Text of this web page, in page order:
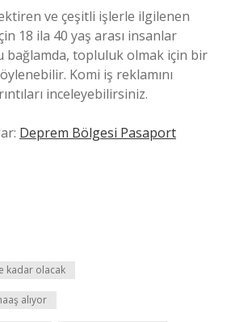
ve çeşitli işlerle ilgilenen
18 ila 40 yaş arası insanlar
bağlamda, topluluk olmak için bir
Komi iş reklamını
inceleyebilirsiniz.
Deprem Bölgesi Pasaport
kadar olacak
alıyor